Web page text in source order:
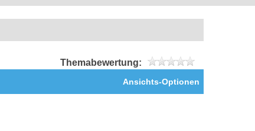
Themabewertung:
Ansichts-Optionen